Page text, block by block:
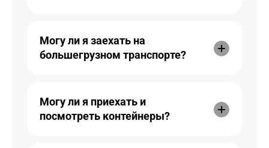
Могу ли я заехать на
большегрузном транспорте?
Могу ли я приехать и
посмотреть контейнеры?